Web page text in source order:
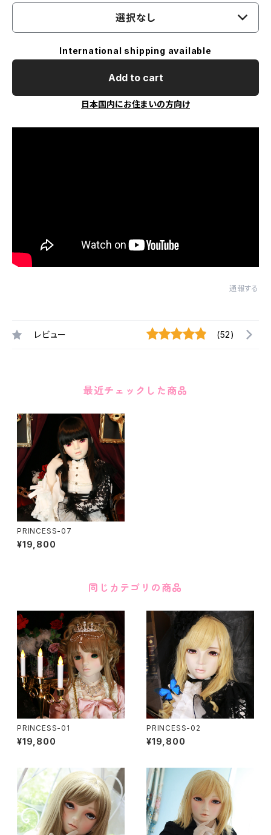
選択なし
International shipping available
Add to cart
日本国内にお住まいの方向け
通報する
レビュー (52)
最近チェックした商品
PRINCESS-07
¥19,800
同じカテゴリの商品
PRINCESS-01
¥19,800
PRINCESS-02
¥19,800